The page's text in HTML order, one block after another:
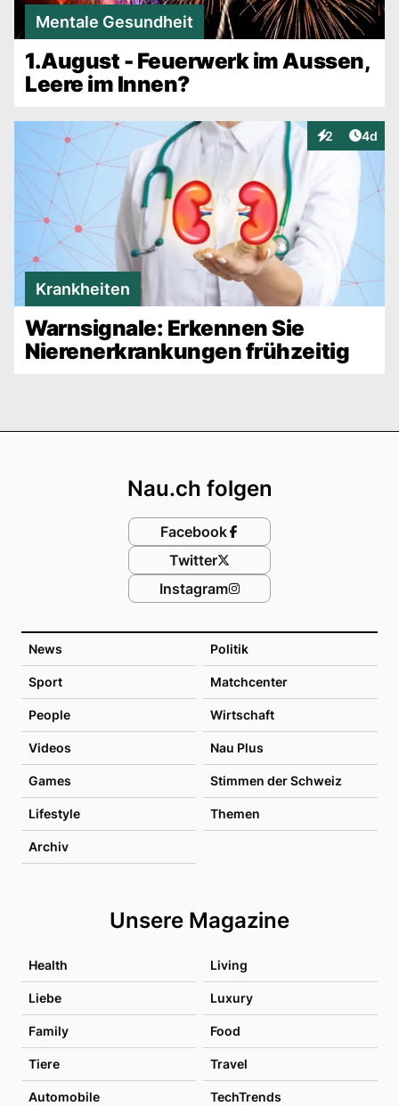
Mentale Gesundheit
1.August - Feuerwerk im Aussen,
Leere im Innen?
2
Interaktionen
4d
Krankheiten
Warnsignale: Erkennen Sie
Nierenerkrankungen frühzeitig
News Politik
Sport Matchcenter
People Wirtschaft
Videos Nau Plus
Games Stimmen der Schweiz
Lifestyle Themen
Archiv
Unsere Magazine
Health Living
Liebe Luxury
Family Food
Tiere Travel
Automobile TechTrends
Nau.ch folgen
Facebook
Twitter
Instagram